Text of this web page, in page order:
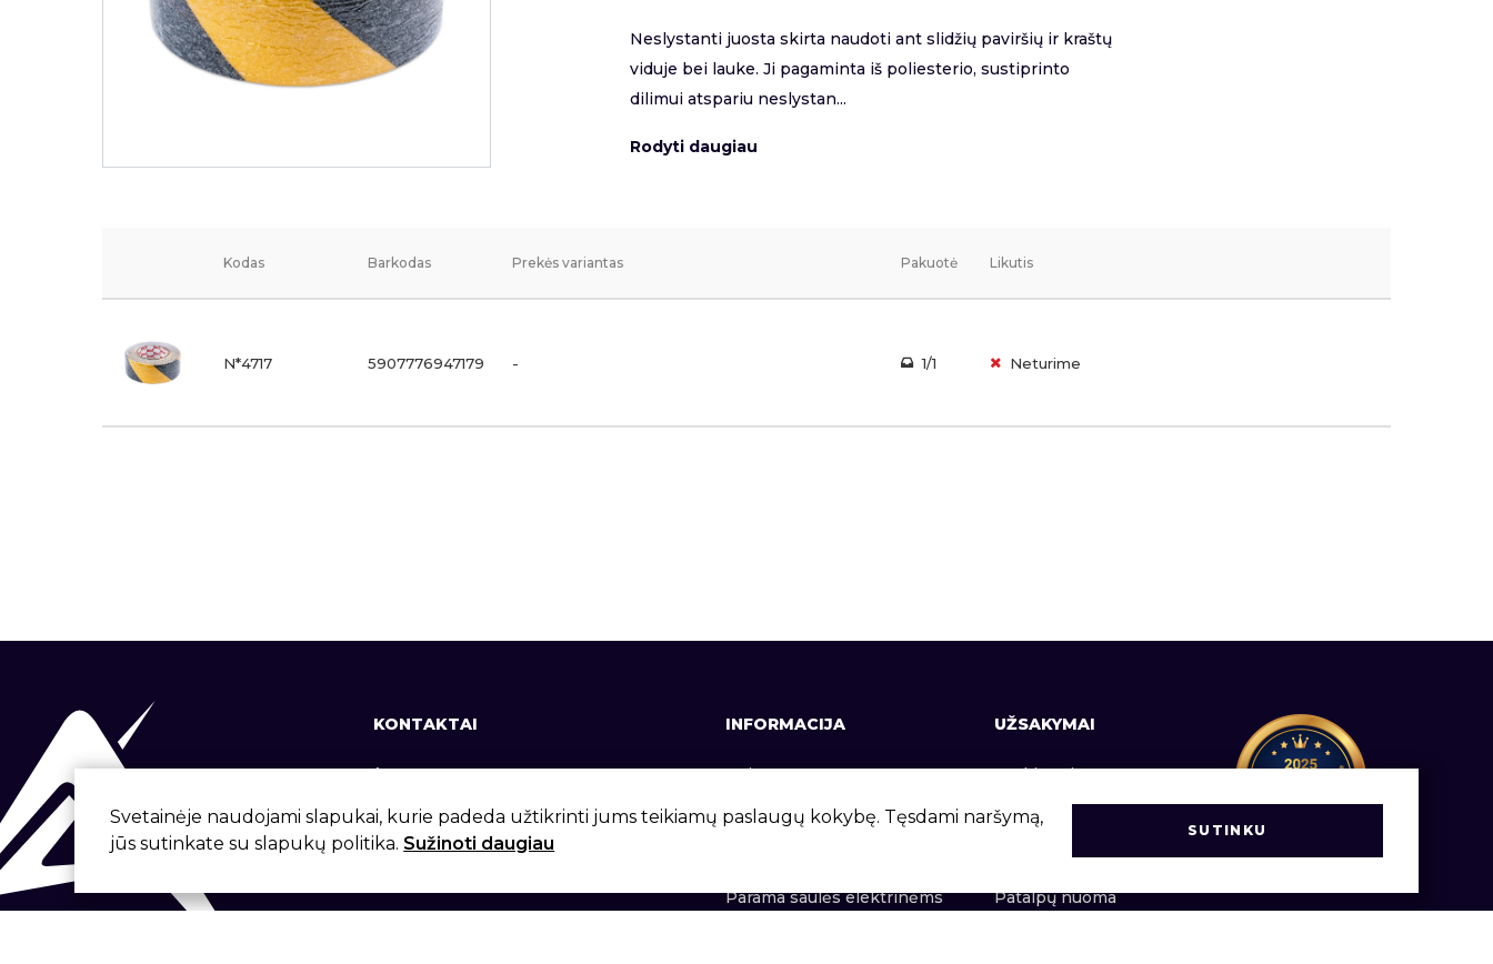
Neslystanti juosta skirta naudoti ant slidžių paviršių ir kraštų
viduje bei lauke. Ji pagaminta iš poliesterio, sustiprinto
dilimui atspariu neslystan...
Rodyti daugiau
Kodas Barkodas Prekės variantas Pakuotė Likutis
N*4717 5907776947179 - 1/1 Neturime
KONTAKTAI
+370 37 337641, +370 37 337642
info@aivita.lt
Svirbygalos g. 6, Kaunas, LT-46281
INFORMACIJA
Apie mus
Kontaktai
Parama saulės elektrinėms
UŽSAKYMAI
Prekių pristatymas
Informacija vartotojams
Užsakymų vadovas
Patalpų nuoma
Svetainėje naudojami slapukai, kurie padeda užtikrinti jums teikiamų paslaugų kokybę. Tęsdami naršymą,
jūs sutinkate su slapukų politika. Sužinoti daugiau
SUTINKU